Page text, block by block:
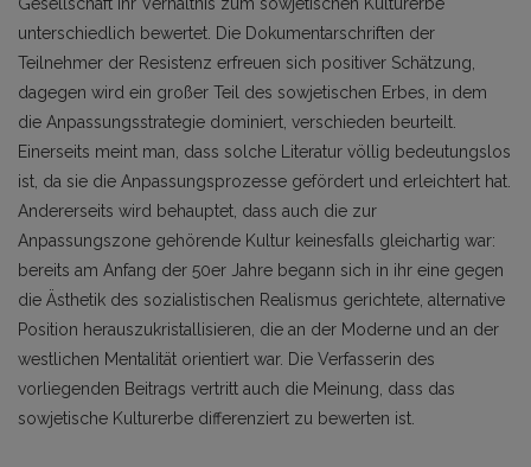
unterschiedlich be­wertet. Die Dokumentarschriften der
Teilnehmer der Resistenz erfreuen sich positiver Schätzung,
dage­gen wird ein großer Teil des sowjetischen Erbes, in dem
die Anpassungsstrategie dominiert, verschieden beurteilt.
Einerseits meint man, dass solche Literatur völlig bedeutungslos
ist, da sie die Anpassungspro­zesse gefördert und erleichtert hat.
Andererseits wird behauptet, dass auch die zur
Anpassungszone gehörende Kultur keinesfalls gleichartig war:
bereits am Anfang der 50er Jahre begann sich in ihr eine gegen
die Ästhetik des sozialistischen Realismus ge­richtete, alternative
Position herauszukristallisieren, die an der Moderne und an der
westlichen Mentalität orientiert war. Die Verfasserin des
vorliegenden Bei­trags vertritt auch die Meinung, dass das
sowjetische Kulturerbe differenziert zu bewerten ist.